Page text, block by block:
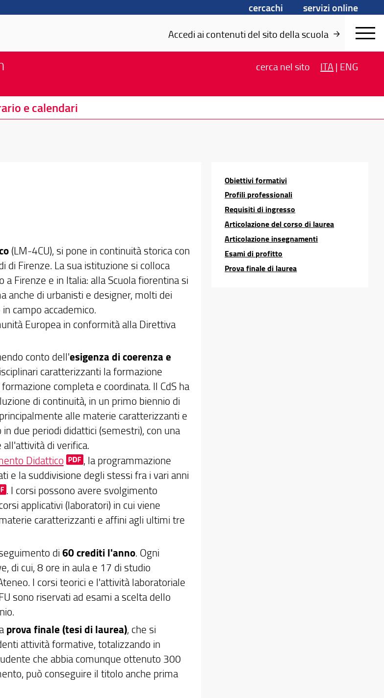
cercachi
servizi online
Accedi ai contenuti del sito della scuola
cerca nel sito ITA | ENG
e calendari
(LM-4CU), si pone in continuità storica con
Firenze. La sua istituzione si colloca
Firenze e in Italia: alla Scuola fiorentina si
anche di urbanisti e designer, molti dei
campo accademico.
Europea in conformità alla Direttiva
conto dell'esigenza di coerenza e
caratterizzanti la formazione
completa e coordinata. Il CdS ha
di continuità, in un primo biennio di
alle materie caratterizzanti e
due periodi didattici (semestri), con una
di verifica.
Didattico
, la programmazione
e la suddivisione degli stessi fra i vari anni
. I corsi possono avere svolgimento
applicativi (laboratori) in cui viene
caratterizzanti e affini agli ultimi tre
di 60 crediti l'anno. Ogni
di cui, 8 ore in aula e 17 di studio
I corsi teorici e l'attività laboratoriale
sono riservati ad esami a scelta dello
prova finale (tesi di laurea), che si
attività formative, totalizzando in
che abbia comunque ottenuto 300
può conseguire il titolo anche prima
Obiettivi formativi
Profili professionali
Requisiti di ingresso
Articolazione del corso di laurea
Articolazione insegnamenti
Esami di profitto
Prova finale di laurea